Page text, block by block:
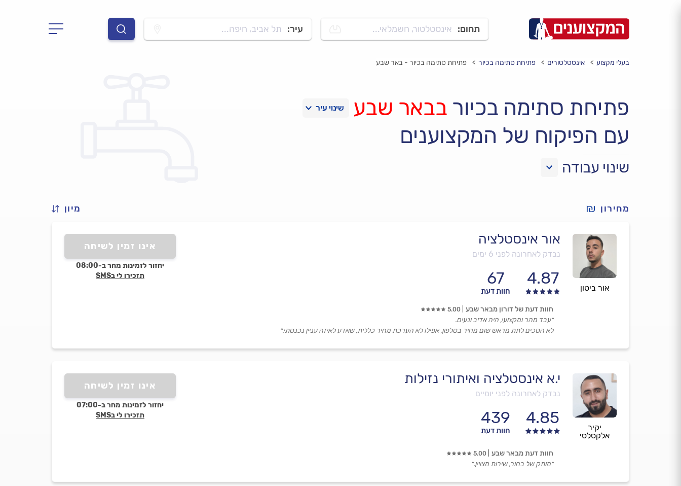
תחום: אינסטלטור, חשמלאי... עיר: תל אביב, חיפה...
בעלי מקצוע אינסטלטורים פתיחת סתימה בכיור פתיחת סתימה בכיור - באר שבע
פתיחת סתימה בכיור בבאר שבע
עם הפיקוח של המקצוענים
שינוי עבודה
מחירון מיון
אור ביטון
אור אינסטלציה
נבדק לאחרונה לפני 6 ימים
4.87
67
חוות דעת
אינו זמין לשיחה
יחזור לזמינות מחר ב-08:00
תזכירו לי בSMS
חוות דעת של דורון מבאר שבע 5.00
״עבד מהר ומקצועי, היה אדיב ונעים.
לא הסכים לתת מראש שום מחיר בטלפון, אפילו לא הערכת מחיר כללית, שאדע לאיזה עניין נכנסתי.״
יקיר
אלקסלסי
י.א אינסטלציה ואיתורי נזילות
נבדק לאחרונה לפני יומיים
4.85
439
חוות דעת
אינו זמין לשיחה
יחזור לזמינות מחר ב-07:00
תזכירו לי בSMS
חוות דעת מבאר שבע 5.00
״מותק של בחור, שירות מצויין.״